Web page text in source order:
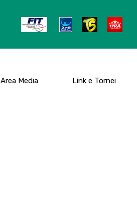
Area Media
Link e Tornei